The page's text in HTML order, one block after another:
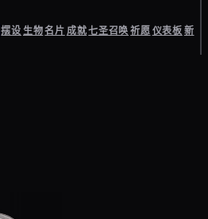
摆设生物名片成就七圣召唤祈愿仪表板新